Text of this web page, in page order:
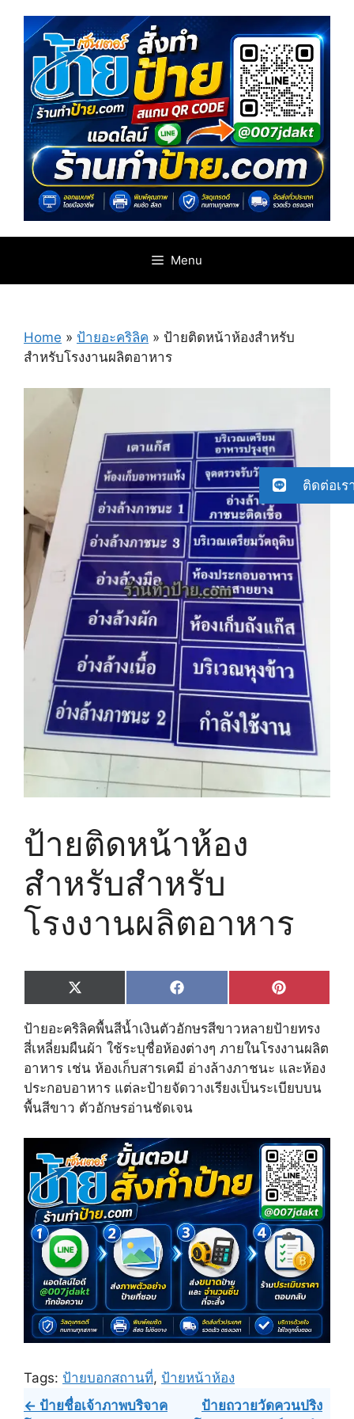
content
Menu
Home » ป้ายอะคริลิค » ป้ายติดหน้าห้องสำหรับ
สำหรับโรงงานผลิตอาหาร
ป้ายติดหน้าห้อง
สำหรับสำหรับ
โรงงานผลิตอาหาร
Share
on
X
(
T
w
i
t
e
r
)
Share
on
F
a
c
e
b
o
o
k
Share
on
P
i
t
e
e
s
ป้ายอะคริลิคพื้นสีน้ำเงินตัวอักษรสีขาวหลายป้ายทรง
สี่เหลี่ยมผืนผ้า ใช้ระบุชื่อห้องต่างๆ ภายในโรงงานผลิต
อาหาร เช่น ห้องเก็บสารเคมี อ่างล้างภาชนะ และห้อง
ประกอบอาหาร แต่ละป้ายจัดวางเรียงเป็นระเบียบบน
พื้นสีขาว ตัวอักษรอ่านชัดเจน
Tags: ป้ายบอกสถานที่, ป้ายหน้าห้อง
Post
← ป้ายชื่อเจ้าภาพบริจาค
ป้ายถวายวัดควนปริง
ติดต่อเร